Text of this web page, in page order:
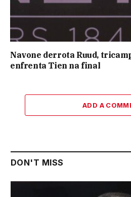
Navone derrota Ruud,
enfrenta Tien na final
ADD A
DON'T MISS